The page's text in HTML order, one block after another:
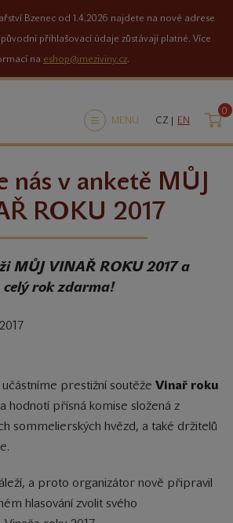
Bzenec od 1.4.2026 najdete na nové adrese
původní přihlašovací údaje zůstávají platné. Více
na eshop@meziviny.cz.
MENU CZ | EN
0
nás v anketě MŮJ
ROKU 2017
MŮJ VINAŘ ROKU 2017 a
rok zdarma!
prestižní soutěže Vinař roku
hodnotí přísná komise složená z
sommelierských hvězd, a také držitelů
a proto organizátor nově připravil
hlasování zvolit svého